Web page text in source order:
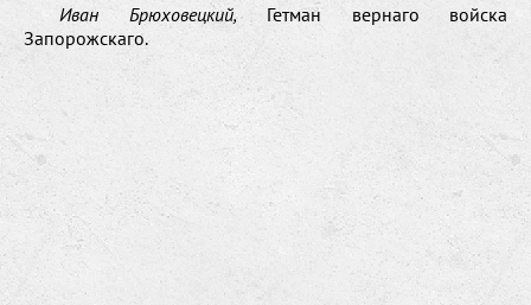
Иван Брюховецкий,Гетман вернаго войска
Запорожскаго.